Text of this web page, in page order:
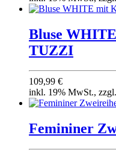
Bluse
TUZZI
109,99 €
inkl. 19% MwSt., zzgl.
Femininer